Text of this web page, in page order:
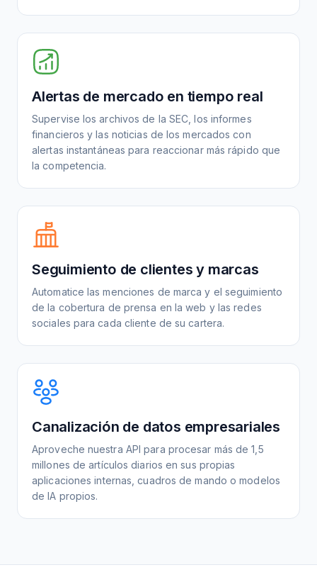
Alertas de mercado en tiempo real
Supervise los archivos de la SEC, los informes
financieros y las noticias de los mercados con
alertas instantáneas para reaccionar más rápido que
la competencia.
Seguimiento de clientes y marcas
Automatice las menciones de marca y el seguimiento
de la cobertura de prensa en la web y las redes
sociales para cada cliente de su cartera.
Canalización de datos empresariales
Aproveche nuestra API para procesar más de 1,5
millones de artículos diarios en sus propias
aplicaciones internas, cuadros de mando o modelos
de IA propios.